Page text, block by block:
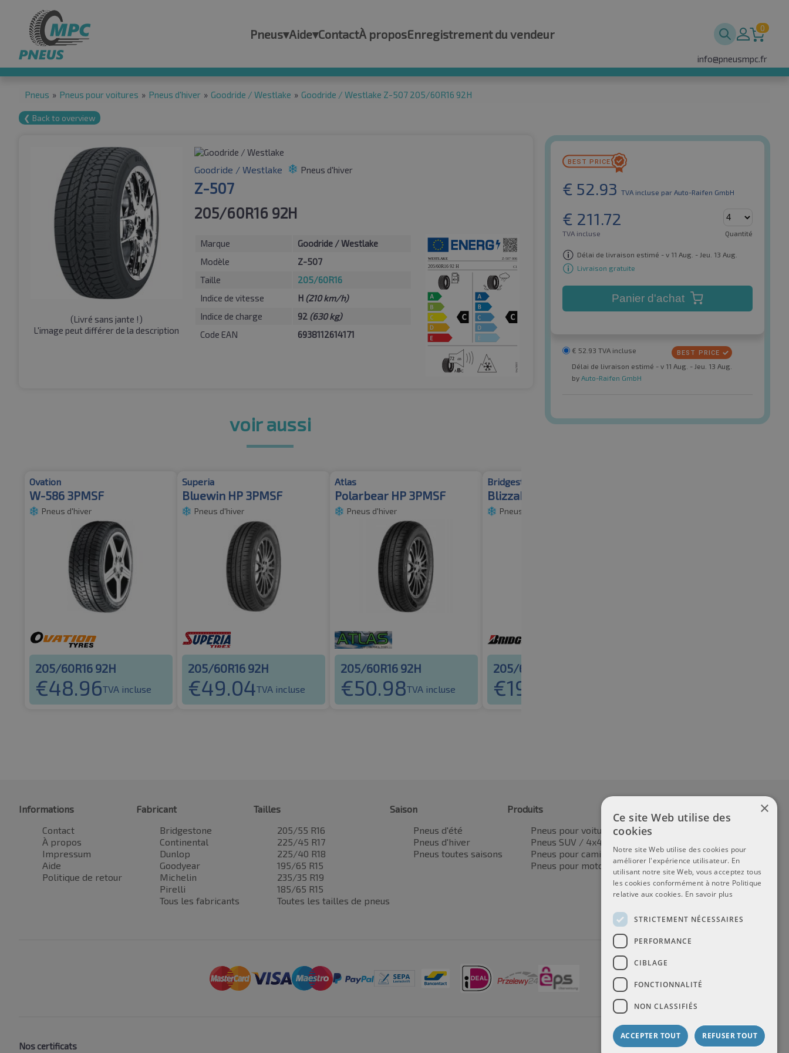
Pneus▾Aide▾ContactÀ proposEnregistrement du vendeur 0
info@pneusmpc.fr
Pneus » Pneus pour voitures » Pneus d'hiver » Goodride / Westlake » Goodride / Westlake Z-507 205/60R16 92H
❮ Back to overview
(Livré sans jante !)
L'image peut différer de la description
Goodride / Westlake Pneus d'hiver
Z-507
205/60R16 92H
Marque
Goodride / Westlake
Modèle
Z-507
Taille
205/60R16
Indice de vitesse
H (210 km/h)
Indice de charge
92 (630 kg)
Code EAN
6938112614171
€ 52.93 TVA incluse par Auto-Raifen GmbH
€ 211.72
TVA incluse Quantité
Délai de livraison estimé - v 11 Aug. - Jeu. 13 Aug.
Livraison gratuite
Panier d'achat
€ 52.93 TVA incluse
Délai de livraison estimé - v 11 Aug. - Jeu. 13 Aug.
by Auto-Raifen GmbH
voir aussi
Ovation
W-586 3PMSF
Pneus d'hiver
205/60R16 92H
€48.96TVA incluse
Superia
Bluewin HP 3PMSF
Pneus d'hiver
205/60R16 92H
€49.04TVA incluse
Atlas
Polarbear HP 3PMSF
Pneus d'hiver
205/60R16 92H
€50.98TVA incluse
Bridgestone
Blizzak LM 001 * 3PMSF
Pneus d'hiver
205/60R16 92H
€199.75
Informations
Contact
À propos
Impressum
Aide
Politique de retour
Fabricant
Bridgestone
Continental
Dunlop
Goodyear
Michelin
Pirelli
Tous les fabricants
Tailles
205/55 R16
225/45 R17
225/40 R18
195/65 R15
235/35 R19
185/65 R15
Toutes les tailles de pneus
Saison
Pneus d'été
Pneus d'hiver
Pneus toutes saisons
Produits
Pneus pour voitures
Pneus SUV / 4x4
Pneus pour camionnettes
Pneus pour motos
Nos certificats
×
Ce site Web utilise des
cookies
Notre site Web utilise des cookies pour
améliorer l'expérience utilisateur. En
utilisant notre site Web, vous acceptez tous
les cookies conformément à notre Politique
relative aux cookies. En savoir plus
STRICTEMENT NÉCESSAIRES
PERFORMANCE
CIBLAGE
FONCTIONNALITÉ
NON CLASSIFIÉS
ACCEPTER TOUT REFUSER TOUT